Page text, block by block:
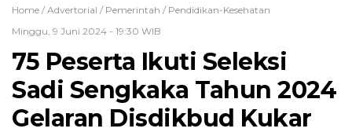
Home / Advertorial / Pemerintah / Pendidikan-Kesehatan
Minggu, 9 Juni 2024 - 19:30 WIB
75 Peserta Ikuti Seleksi
Sadi Sengkaka Tahun 2024
Gelaran Disdikbud Kukar